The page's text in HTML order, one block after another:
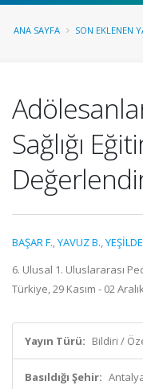
ANA SAYFA SON EKLENEN
Sağlığı
BAŞAR F.,YAVUZ B.,
6. Ulusal 1. Uluslararası
Türkiye, 29 Kasım - 02
Yayın Türü: Bildiri /
Basıldığı Şehir: